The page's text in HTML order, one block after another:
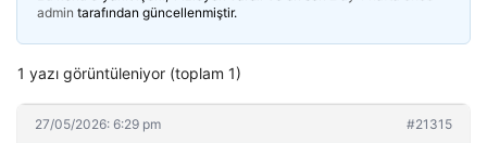
admin tarafından güncellenmiştir.
1 yazı görüntüleniyor (toplam 1)
27/05/2026: 6:29 pm #21315